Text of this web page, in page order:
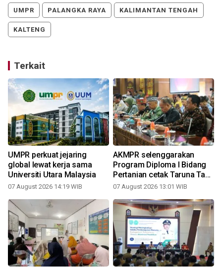
UMPR PALANGKA RAYA KALIMANTAN TENGAH
KALTENG
Terkait
UMPR perkuat jejaring
global lewat kerja sama
Universiti Utara Malaysia
07 August 2026 14:19 WIB
AKMPR selenggarakan
Program Diploma I Bidang
Pertanian cetak Taruna Tani
Huma Betang
07 August 2026 13:01 WIB